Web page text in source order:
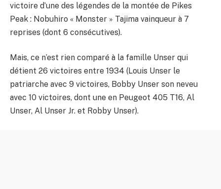
victoire d’une des légendes de la montée de Pikes
Peak : Nobuhiro « Monster » Tajima vainqueur à 7
reprises (dont 6 consécutives).
Mais, ce n’est rien comparé à la famille Unser qui
détient 26 victoires entre 1934 (Louis Unser le
patriarche avec 9 victoires, Bobby Unser son neveu
avec 10 victoires, dont une en Peugeot 405 T16, Al
Unser, Al Unser Jr. et Robby Unser).